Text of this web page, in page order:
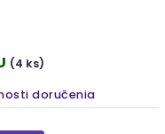
(4 ks)
doručenia